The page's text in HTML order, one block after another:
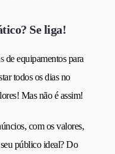
Se liga!
de equipamentos para
todos os dias no
Mas não é assim!
com os valores,
público ideal? Do